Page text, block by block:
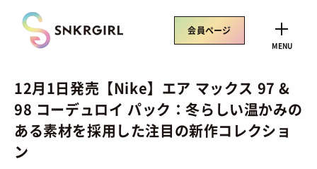
content
CLOSE
トレンドワード
サイズ感
会員ページ
MENU
12月1日発売【Nike】エア マックス 97 &
98 コーデュロイ パック：冬らしい温かみの
ある素材を採用した注目の新作コレクショ
ン